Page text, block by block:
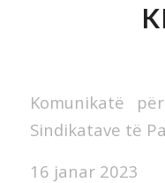
Komunikatë
Sindikatave të
16 janar 2023